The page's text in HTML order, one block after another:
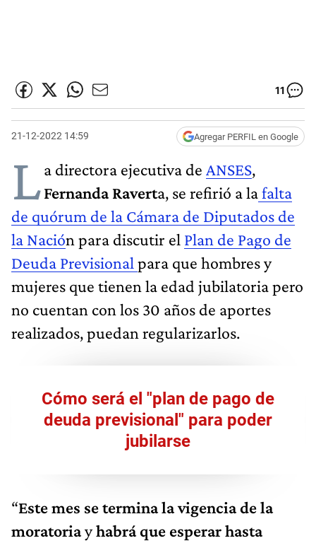
11
21-12-2022 14:59 Agregar PERFIL en Google
La directora ejecutiva de ANSES,
Fernanda Raverta, se refirió a lafalta
de quórum de la Cámara de Diputados de
la Nación para discutir el Plan de Pago de
Deuda Previsional para que hombres y
mujeres que tienen la edad jubilatoria pero
no cuentan con los 30 años de aportes
realizados, puedan regularizarlos.
Cómo será el "plan de pago de
deuda previsional" para poder
jubilarse
“Este mes se termina la vigencia de la
moratoriayhabrá que esperar hasta